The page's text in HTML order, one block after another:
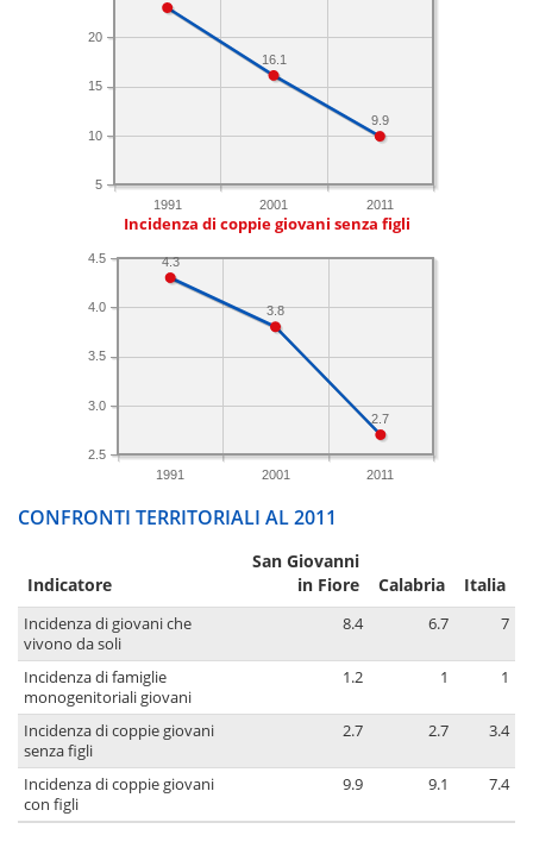
1991 2001 2011
5
10
15
20
9.9
16.1
Incidenza di coppie giovani senza figli
1991 2001 2011
2.5
3.0
3.5
4.0
4.5
2.7
3.8
4.3
CONFRONTI TERRITORIALI AL 2011
Indicatore
San Giovanni
in Fiore
Calabria Italia
Incidenza di giovani che
vivono da soli
8.4 6.7 7
Incidenza di famiglie
monogenitoriali giovani
1.2 1 1
Incidenza di coppie giovani
senza figli
2.7 2.7 3.4
Incidenza di coppie giovani
con figli
9.9 9.1 7.4